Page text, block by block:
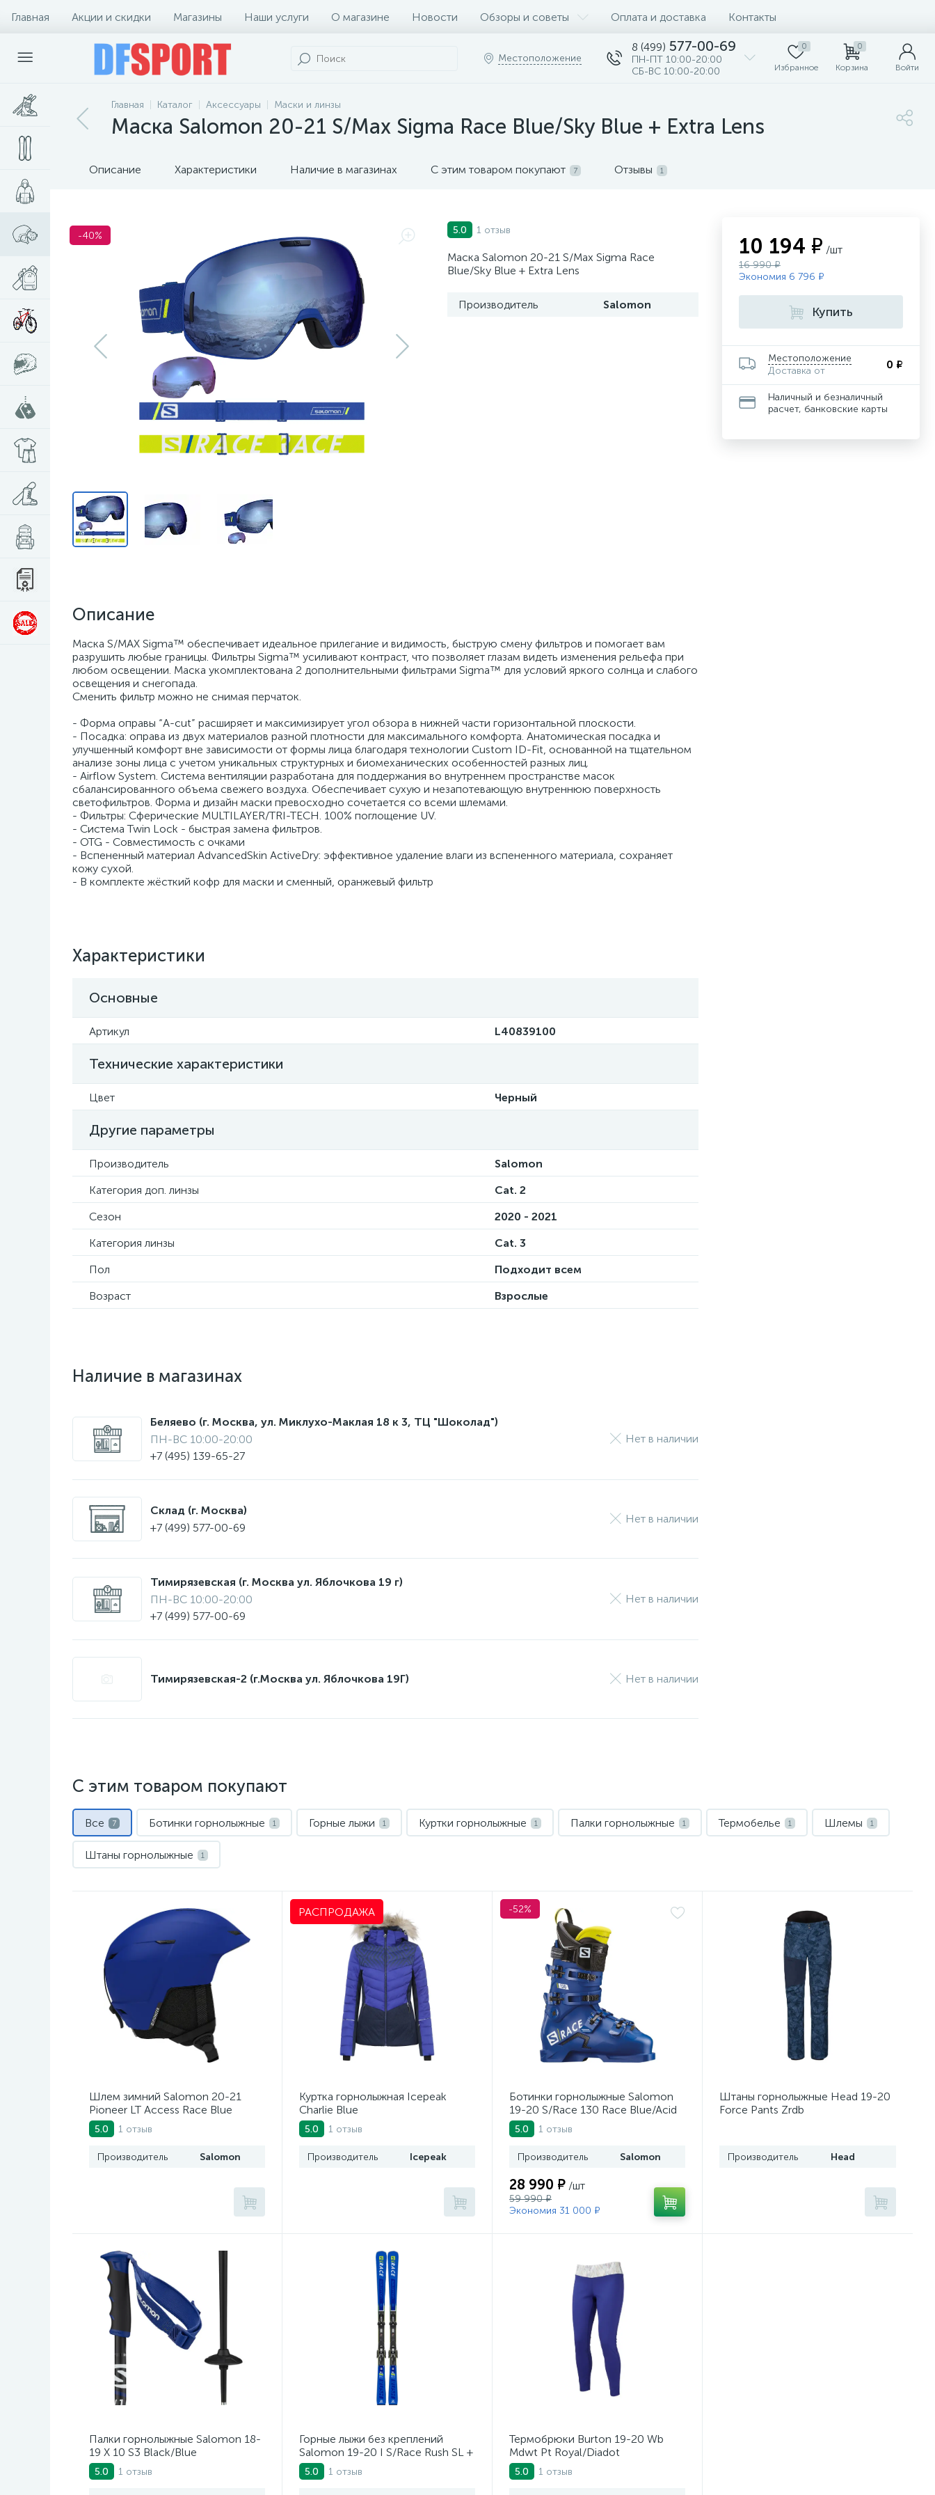
Главная Акции и скидки Магазины Наши услуги О магазине Новости Обзоры и советы Оплата и доставка Контакты
Местоположение
8 (499) 577-00-69
ПН-ПТ 10:00-20:00
СБ-ВС 10:00-20:00
0
Избранное
0
Корзина Войти
Главная Каталог Аксессуары Маски и линзы
Маска Salomon 20-21 S/Max Sigma Race Blue/Sky Blue + Extra Lens
Описание Характеристики Наличие в магазинах С этим товаром покупают 7 Отзывы 1
-40% 5.0 1 отзыв
Маска Salomon 20-21 S/Max Sigma Race
Blue/Sky Blue + Extra Lens
Производитель Salomon
Описание
Маска S/MAX Sigma™ обеспечивает идеальное прилегание и видимость, быструю смену фильтров и помогает вам
разрушить любые границы. Фильтры Sigma™ усиливают контраст, что позволяет глазам видеть изменения рельефа при
любом освещении. Маска укомплектована 2 дополнительными фильтрами Sigma™ для условий яркого солнца и слабого
освещения и снегопада.
Сменить фильтр можно не снимая перчаток.
- Форма оправы “A-cut” расширяет и максимизирует угол обзора в нижней части горизонтальной плоскости.
- Посадка: оправа из двух материалов разной плотности для максимального комфорта. Анатомическая посадка и
улучшенный комфорт вне зависимости от формы лица благодаря технологии Custom ID-Fit, основанной на тщательном
анализе зоны лица с учетом уникальных структурных и биомеханических особенностей разных лиц.
- Airflow System. Система вентиляции разработана для поддержания во внутреннем пространстве масок
сбалансированного объема свежего воздуха. Обеспечивает сухую и незапотевающую внутреннюю поверхность
светофильтров. Форма и дизайн маски превосходно сочетается со всеми шлемами.
- Фильтры: Сферические MULTILAYER/TRI-TECH. 100% поглощение UV.
- Система Twin Lock - быстрая замена фильтров.
- OTG - Совместимость с очками
- Вспененный материал AdvancedSkin ActiveDry: эффективное удаление влаги из вспененного материала, сохраняет
кожу сухой.
- В комплекте жёсткий кофр для маски и сменный, оранжевый фильтр
Характеристики
Основные
Артикул L40839100
Технические характеристики
Цвет Черный
Другие параметры
Производитель
Salomon
Категория доп. линзы
Cat. 2
Сезон
2020 - 2021
Категория линзы
Cat. 3
Пол
Подходит всем
Возраст
Взрослые
Наличие в магазинах
Беляево (г. Москва, ул. Миклухо-Маклая 18 к 3, ТЦ "Шоколад")
ПН-ВС 10:00-20:00
+7 (495) 139-65-27
Нет в наличии
Склад (г. Москва)
+7 (499) 577-00-69
Нет в наличии
Тимирязевская (г. Москва ул. Яблочкова 19 г)
ПН-ВС 10:00-20:00
+7 (499) 577-00-69
Нет в наличии
Тимирязевская-2 (г.Москва ул. Яблочкова 19Г) Нет в наличии
10 194 ₽ /шт
16 990 ₽
Экономия 6 796 ₽
Купить
Местоположение
Доставка от
0 ₽
Наличный и безналичный
расчет, банковские карты
С этим товаром покупают
Все 7 Ботинки горнолыжные 1 Горные лыжи 1 Куртки горнолыжные 1 Палки горнолыжные 1 Термобелье 1 Шлемы 1
Штаны горнолыжные 1
Шлем зимний Salomon 20-21
Pioneer LT Access Race Blue
5.0 1 отзыв
Производитель Salomon
РАСПРОДАЖА
Куртка горнолыжная Icepeak
Charlie Blue
5.0 1 отзыв
Производитель Icepeak
-52%
Ботинки горнолыжные Salomon
19-20 S/Race 130 Race Blue/Acid
Green
5.0 1 отзыв
Производитель Salomon
28 990 ₽ /шт
59 990 ₽
Экономия 31 000 ₽
Штаны горнолыжные Head 19-20
Force Pants Zrdb
Производитель Head
Палки горнолыжные Salomon 18-
19 X 10 S3 Black/Blue
5.0 1 отзыв
Горные лыжи без креплений
Salomon 19-20 I S/Race Rush SL +
P80
5.0 1 отзыв
Термобрюки Burton 19-20 Wb
Mdwt Pt Royal/Diadot
5.0 1 отзыв